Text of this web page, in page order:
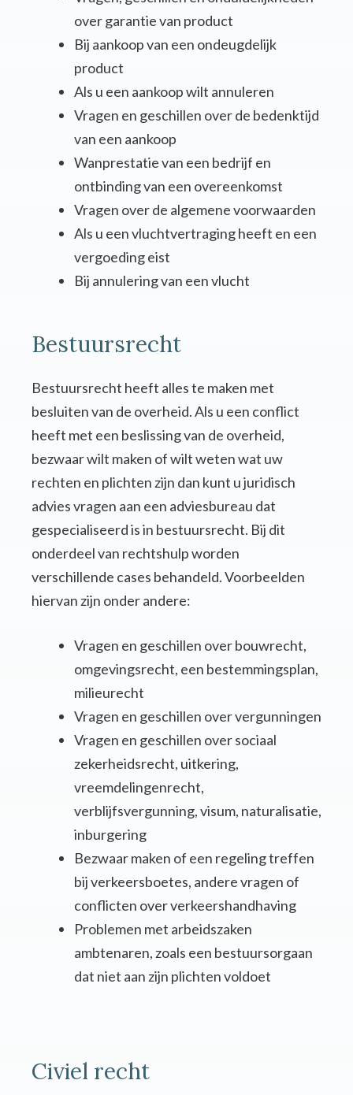
over garantie van product
Bij aankoop van een ondeugdelijk
product
Als u een aankoop wilt annuleren
Vragen en geschillen over de bedenktijd
van een aankoop
Wanprestatie van een bedrijf en
ontbinding van een overeenkomst
Vragen over de algemene voorwaarden
Als u een vluchtvertraging heeft en een
vergoeding eist
Bij annulering van een vlucht
Bestuursrecht
Bestuursrecht heeft alles te maken met
besluiten van de overheid. Als u een conflict
heeft met een beslissing van de overheid,
bezwaar wilt maken of wilt weten wat uw
rechten en plichten zijn dan kunt u juridisch
advies vragen aan een adviesbureau dat
gespecialiseerd is in bestuursrecht. Bij dit
onderdeel van rechtshulp worden
verschillende cases behandeld. Voorbeelden
hiervan zijn onder andere:
Vragen en geschillen over bouwrecht,
omgevingsrecht, een bestemmingsplan,
milieurecht
Vragen en geschillen over vergunningen
Vragen en geschillen over sociaal
zekerheidsrecht, uitkering,
vreemdelingenrecht,
verblijfsvergunning, visum, naturalisatie,
inburgering
Bezwaar maken of een regeling treffen
bij verkeersboetes, andere vragen of
conflicten over verkeershandhaving
Problemen met arbeidszaken
ambtenaren, zoals een bestuursorgaan
dat niet aan zijn plichten voldoet
Civiel recht